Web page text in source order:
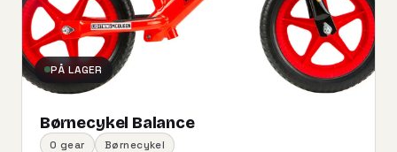
PÅ LAGER
Børnecykel Balance
0 gear Børnecykel